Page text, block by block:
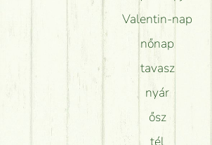
Valentin-nap
nőnap
tavasz
nyár
ősz